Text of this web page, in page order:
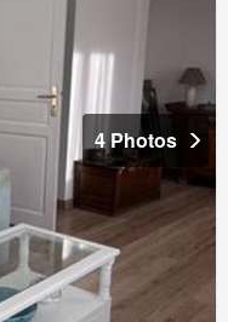
4 Photos